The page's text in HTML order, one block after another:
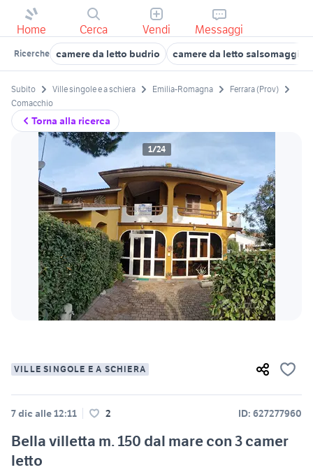
Home Cerca Vendi Messaggi
Ricerche camere da letto budrio camere da letto
Torna alla ricerca
Subito Ville singole e a schiera Emilia-Romagna
Ferrara (Prov)
Comacchio
1/24
VILLE SINGOLE E A SCHIERA
7 dic alle 12:11 2 ID: 627277960
Bella villetta m. 150 dal mare con 3 camer
letto